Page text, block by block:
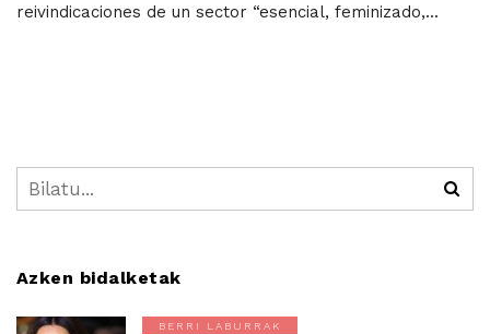
reivindicaciones de un sector “esencial, feminizado,...
Azken bidalketak
BERRI LABURRAK